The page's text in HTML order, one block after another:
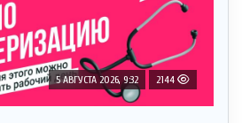
5 АВГУСТА 2026, 9:32 2144